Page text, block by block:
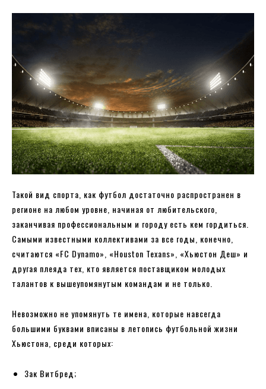
Такой вид спорта, как футбол достаточно распространен в
регионе на любом уровне, начиная от любительского,
заканчивая профессиональным и городу есть кем гордиться.
Самыми известными коллективами за все годы, конечно,
считаются «FC Dynamo», «Houston Texans», «Хьюстон Деш» и
другая плеяда тех, кто является поставщиком молодых
талантов к вышеупомянутым командам и не только.
Невозможно не упомянуть те имена, которые навсегда
большими буквами вписаны в летопись футбольной жизни
Хьюстона, среди которых:
Зак Витбред;